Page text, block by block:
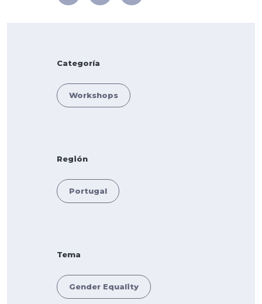
Categoría
Workshops
Región
Portugal
Tema
Gender Equality